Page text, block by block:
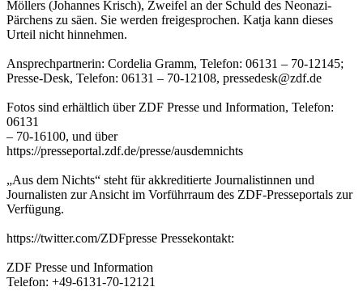
Möllers (Johannes Krisch), Zweifel an der Schuld des Neonazi-
Pärchens zu säen. Sie werden freigesprochen. Katja kann dieses
Urteil nicht hinnehmen.
Ansprechpartnerin: Cordelia Gramm, Telefon: 06131 – 70-12145;
Presse-Desk, Telefon: 06131 – 70-12108, pressedesk@zdf.de
Fotos sind erhältlich über ZDF Presse und Information, Telefon:
06131
– 70-16100, und über
https://presseportal.zdf.de/presse/ausdemnichts
„Aus dem Nichts“ steht für akkreditierte Journalistinnen und
Journalisten zur Ansicht im Vorführraum des ZDF-Presseportals zur
Verfügung.
https://twitter.com/ZDFpresse Pressekontakt:
ZDF Presse und Information
Telefon: +49-6131-70-12121